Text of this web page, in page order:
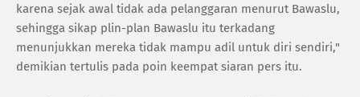
karena sejak awal tidak ada pelanggaran menurut Bawaslu,
sehingga sikap plin-plan Bawaslu itu terkadang
menunjukkan mereka tidak mampu adil untuk diri sendiri,"
demikian tertulis pada poin keempat siaran pers itu.